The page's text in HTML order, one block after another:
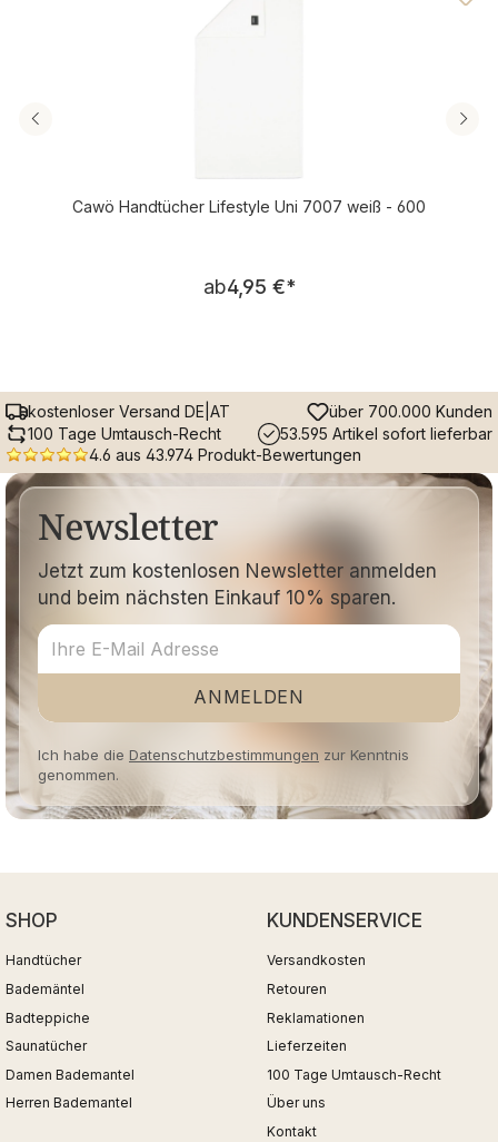
Cawö Handtücher Lifestyle Uni 7007 weiß - 600
Regulärer Preis:
ab4,95 €*
kostenloser Versand DE|AT
über 700.000 Kunden
100 Tage Umtausch-Recht
53.595 Artikel sofort lieferbar
4.6 aus 43.974 Produkt-Bewertungen
Newsletter
Jetzt zum kostenlosen Newsletter anmelden
und beim nächsten Einkauf 10% sparen.
ANMELDEN
Ich habe die Datenschutzbestimmungen zur Kenntnis
genommen.
SHOP
Handtücher
Bademäntel
Badteppiche
Saunatücher
Damen Bademantel
Herren Bademantel
KUNDENSERVICE
Versandkosten
Retouren
Reklamationen
Lieferzeiten
100 Tage Umtausch-Recht
Über uns
Kontakt